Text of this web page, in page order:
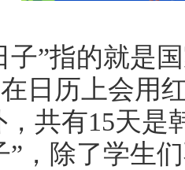
子”指的就是
日历上会用
共有15天是
”，除了学生